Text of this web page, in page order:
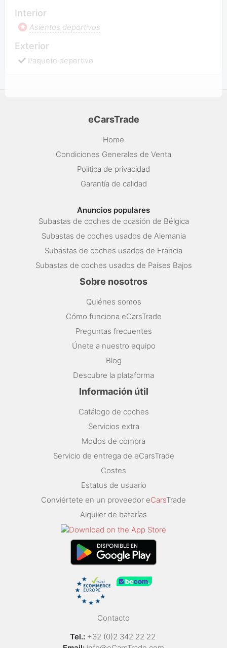
Interior
Asientos deportivos
Exterior
Paquete deportivo
eCarsTrade
Home
Condiciones Generales de Venta
Política de privacidad
Garantía de calidad
Anuncios populares
Subastas de coches de ocasión de Bélgica
Subastas de coches usados de Alemania
Subastas de coches usados de Francia
Subastas de coches usados de Países Bajos
Sobre nosotros
Quiénes somos
Cómo funciona eCarsTrade
Preguntas frecuentes
Únete a nuestro equipo
Blog
Descubre la plataforma
Información útil
Catálogo de coches
Servicios extra
Modos de compra
Servicio de entrega de eCarsTrade
Costes
Estatus de usuario
Conviértete en un proveedor eCarsTrade
Alquiler de baterías
Contacto
Tel.: +32 (0)2 342 22 22